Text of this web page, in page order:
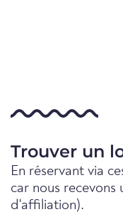
Trouver un
En réservant via
car nous recevons
d'affiliation).